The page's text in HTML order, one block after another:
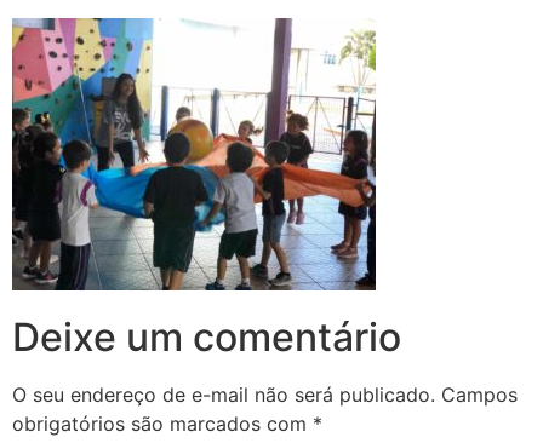
Deixe um comentário
O seu endereço de e-mail não será publicado. Campos
obrigatórios são marcados com *